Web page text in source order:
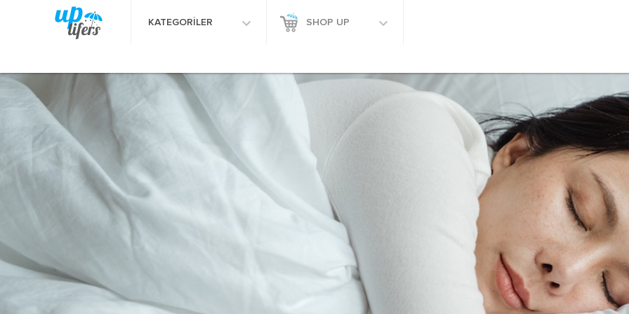
KATEGORİLER SHOP UP